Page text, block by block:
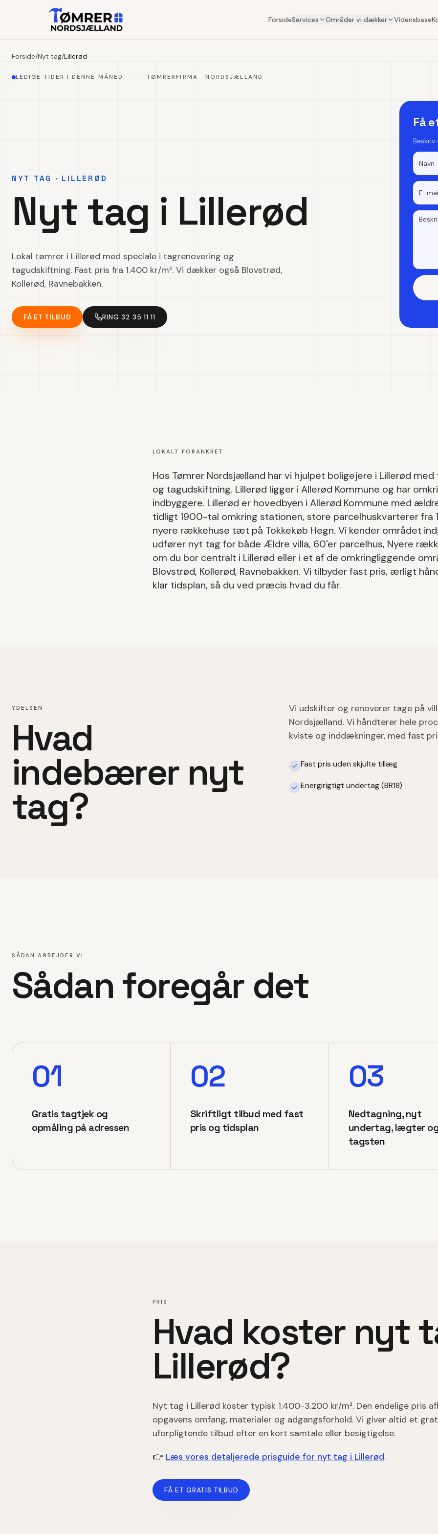
ForsideServices Områder vi dækker Vidensbase
Forside/Nyt tag/Lillerød
LEDIGE TIDER I DENNE MÅNED TØMRERFIRMA · NORDSJÆLLAND
NYT TAG · LILLERØD
Nyt tag i Lillerød
Lokal tømrer i Lillerød med speciale i tagrenovering og
tagudskiftning. Fast pris fra 1.400 kr/m². Vi dækker også Blovstrød,
Kollerød, Ravnebakken.
FÅ ET TILBUD RING 32 35 11 11
Få
LOKALT FORANKRET
Hos Tømrer Nordsjælland har vi hjulpet boligejere i Lillerød med
og tagudskiftning. Lillerød ligger i Allerød Kommune og har
indbyggere. Lillerød er hovedbyen i Allerød Kommune med
tidligt 1900-tal omkring stationen, store parcelhuskvarterer fra
nyere rækkehuse tæt på Tokkekøb Hegn. Vi kender området
udfører nyt tag for både Ældre villa, 60'er parcelhus, Nyere
om du bor centralt i Lillerød eller i et af de omkringliggende
Blovstrød, Kollerød, Ravnebakken. Vi tilbyder fast pris, ærligt
klar tidsplan, så du ved præcis hvad du får.
YDELSEN
Hvad
indebærer nyt
tag?
Vi udskifter og renoverer tage på
Nordsjælland. Vi håndterer hele
kviste og inddækninger, med fast
Fast pris uden skjulte tillæg
Energirigtigt undertag (BR18)
SÅDAN ARBEJDER VI
Sådan foregår det
01
Gratis tagtjek og
opmåling på adressen
02
Skriftligt tilbud med fast
pris og tidsplan
03
Nedtagning, nyt
undertag, lægter
tagsten
PRIS
Hvad koster nyt
Lillerød?
Nyt tag i Lillerød koster typisk 1.400-3.200 kr/m². Den endelige pris
opgavens omfang, materialer og adgangsforhold. Vi giver altid et
uforpligtende tilbud efter en kort samtale eller besigtigelse.
👉 Læs vores detaljerede prisguide for nyt tag i Lillerød.
FÅ ET GRATIS TILBUD